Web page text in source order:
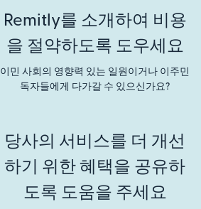
Remitly를 소개하여 비용
을 절약하도록 도우세요
이민 사회의 영향력 있는 일원이거나 이주민
독자들에게 다가갈 수 있으신가요?
당사의 서비스를 더 개선
하기 위한 혜택을 공유하
도록 도움을 주세요